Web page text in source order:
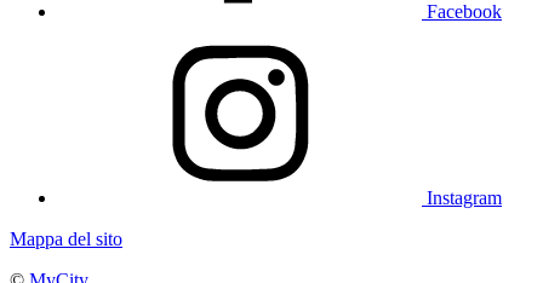
Facebook
Instagram
Mappa del sito